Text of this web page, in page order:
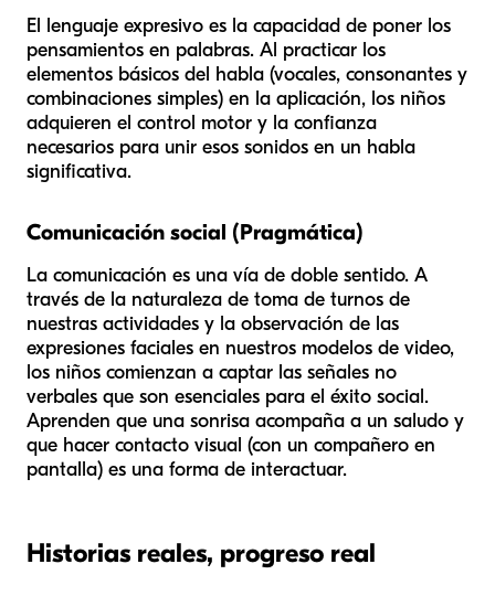
El lenguaje expresivo es la capacidad de poner los
pensamientos en palabras. Al practicar los
elementos básicos del habla (vocales, consonantes y
combinaciones simples) en la aplicación, los niños
adquieren el control motor y la confianza
necesarios para unir esos sonidos en un habla
significativa.
Comunicación social (Pragmática)
La comunicación es una vía de doble sentido. A
través de la naturaleza de toma de turnos de
nuestras actividades y la observación de las
expresiones faciales en nuestros modelos de video,
los niños comienzan a captar las señales no
verbales que son esenciales para el éxito social.
Aprenden que una sonrisa acompaña a un saludo y
que hacer contacto visual (con un compañero en
pantalla) es una forma de interactuar.
Historias reales, progreso real